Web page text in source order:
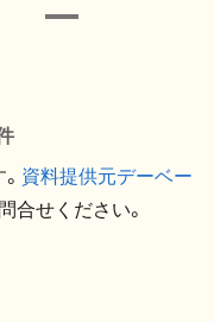
資料提供元デーベー
合せください。